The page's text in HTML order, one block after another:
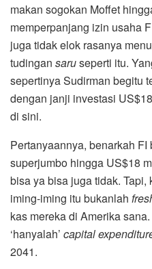
makan sogokan Moffet
memperpanjang izin usaha
juga tidak elok rasanya
tudingan saruseperti itu.
sepertinya Sudirman begitu
dengan janji investasi
di sini.
Pertanyaannya, benarkah
superjumbo hingga US$18
bisa ya bisa juga tidak.
iming-iming itu bukanlah
kas mereka di Amerika
‘hanyalah’ capital
2041.